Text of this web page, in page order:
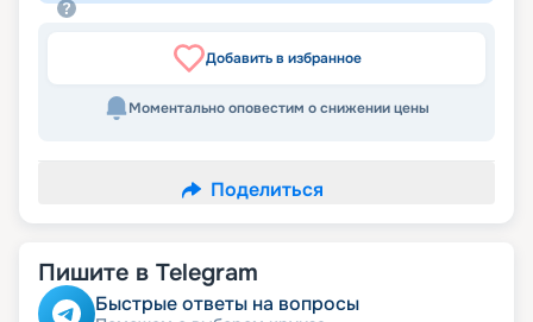
Добавить в избранное
Моментально оповестим о снижении цены
Поделиться
Пишите в Telegram
Быстрые ответы на вопросы